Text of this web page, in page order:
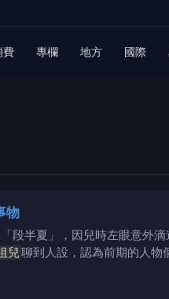
費 專欄 地方 國際
物
段半夏」，因兒時左眼意外
兒聊到人設，認為前期的人物